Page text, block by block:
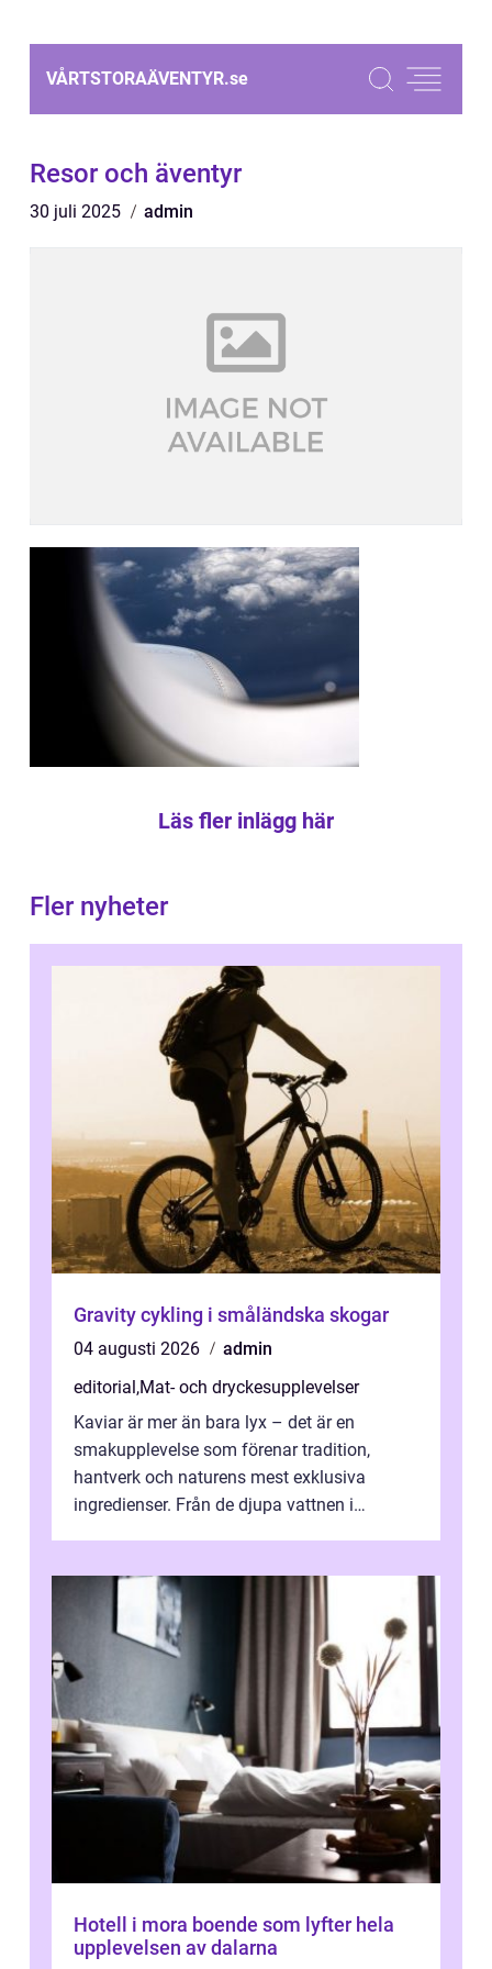
VÅRTSTORAÄVENTYR.se
Resor och äventyr
30 juli 2025 admin
Läs fler inlägg här
Fler nyheter
Gravity cykling i småländska skogar
04 augusti 2026
admin
editorial,Mat- och dryckesupplevelser
Kaviar är mer än bara lyx – det är en
smakupplevelse som förenar tradition,
hantverk och naturens mest exklusiva
ingredienser. Från de djupa vattnen i
Hotell i mora boende som lyfter hela
upplevelsen av dalarna